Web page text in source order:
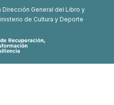
General del Libro y
de Cultura y Deporte